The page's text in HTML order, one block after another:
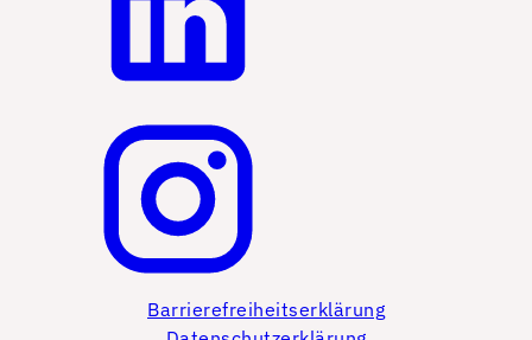
Barrierefreiheitserklärung